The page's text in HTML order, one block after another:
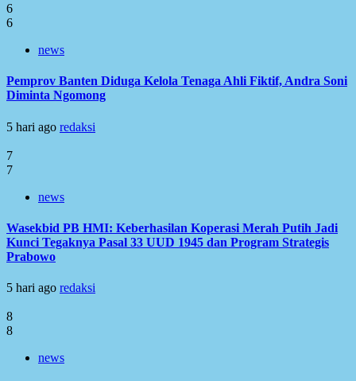
6
6
news
Pemprov Banten Diduga Kelola Tenaga Ahli Fiktif, Andra Soni
Diminta Ngomong
5 hari ago redaksi
7
7
news
Wasekbid PB HMI: Keberhasilan Koperasi Merah Putih Jadi
Kunci Tegaknya Pasal 33 UUD 1945 dan Program Strategis
Prabowo
5 hari ago redaksi
8
8
news